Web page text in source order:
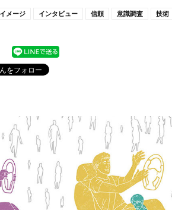
イメージ インタビュー 信頼 意識調査 技術